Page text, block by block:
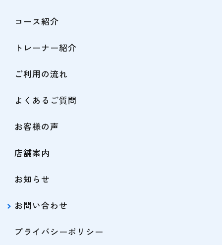
コース紹介
トレーナー紹介
ご利用の流れ
よくあるご質問
お客様の声
店舗案内
お知らせ
お問い合わせ
プライバシーポリシー